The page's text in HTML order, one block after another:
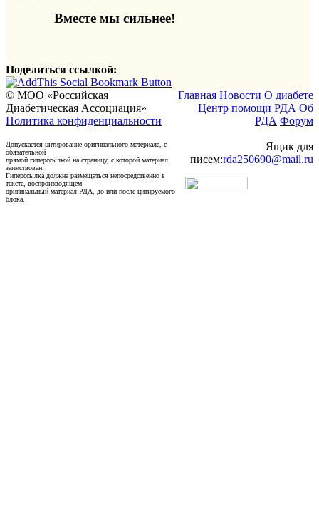
Вместе мы сильнее!
Поделиться ссылкой:
© МОО «Российская
Диабетическая Ассоциация»
Политика конфиденциальности
Допускается цитирование оригинального материала, с
обязательной
прямой гиперссылкой на страницу, с которой материал
заимствован.
Гиперссылка должна размещаться непосредственно в
тексте, воспроизводящем
оригинальный материал РДА, до или после цитируемого
блока.
Главная Новости О диабете
Центр помощи РДА Об
РДА Форум
Ящик для
писем:rda250690@mail.ru